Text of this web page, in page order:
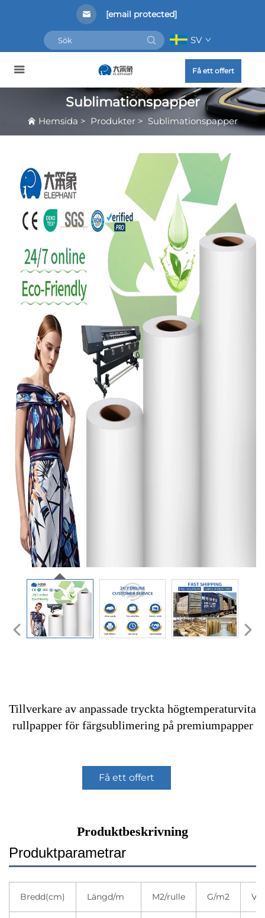
[email protected]
SV
Få ett offert
Sublimationspapper
Hemsida > Produkter > Sublimationspapper
Tillverkare av anpassade tryckta högtemperaturvita
rullpapper för färgsublimering på premiumpapper
Få ett offert
Produktbeskrivning
Produktparametrar
Bredd(cm) Längd/m M2/rulle G/m2